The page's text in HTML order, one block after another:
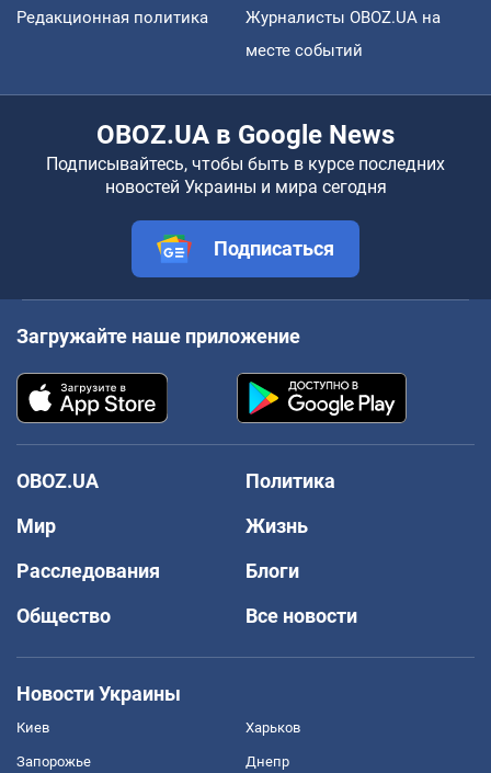
Редакционная политика
Журналисты OBOZ.UA на
месте событий
OBOZ.UA в Google News
Подписывайтесь, чтобы быть в курсе последних
новостей Украины и мира сегодня
Подписаться
Загружайте наше приложение
OBOZ.UA
Политика
Мир
Жизнь
Расследования
Блоги
Общество
Все новости
Новости Украины
Киев Харьков
Запорожье Днепр